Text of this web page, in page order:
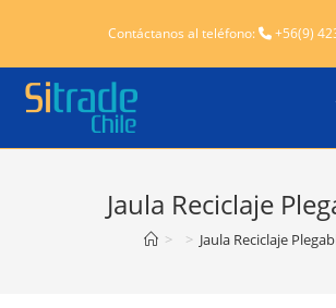
Contáctanos al teléfono: +56(9)
Jaula Reciclaje
> > Jaula Reciclaje